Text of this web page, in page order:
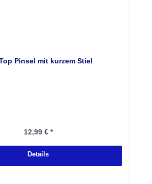
Pinsel mit kurzem Stiel
Regulärer Preis:
12,99 € *
Details